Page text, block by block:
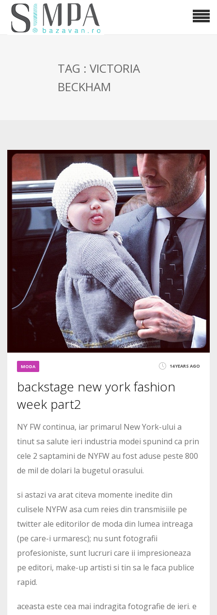
TAG : VICTORIA
BECKHAM
MODA 14 YEARS AGO
backstage new york fashion
week part2
NY FW continua, iar primarul New York-ului a
tinut sa salute ieri industria modei spunind ca prin
cele 2 saptamini de NYFW au fost aduse peste 800
de mil de dolari la bugetul orasului.
si astazi va arat citeva momente inedite din
culisele NYFW asa cum reies din transmisiile pe
twitter ale editorilor de moda din lumea intreaga
(pe care-i urmaresc); nu sunt fotografii
profesioniste, sunt lucruri care ii impresioneaza
pe editori, make-up artisti si tin sa le faca publice
rapid.
aceasta este cea mai indragita fotografie de ieri. e